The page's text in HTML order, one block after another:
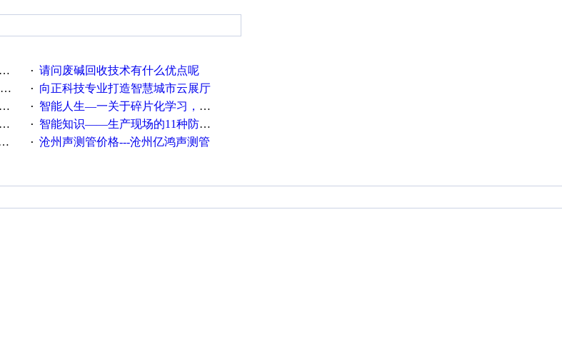
· 请问废碱回收技术有什么优点呢
· 向正科技专业打造智慧城市云展厅
· 智能人生—一关于碎片化学习，看这一篇就够了！
· 智能知识——生产现场的11种防错！(1)
· 沧州声测管价格---沧州亿鸿声测管​